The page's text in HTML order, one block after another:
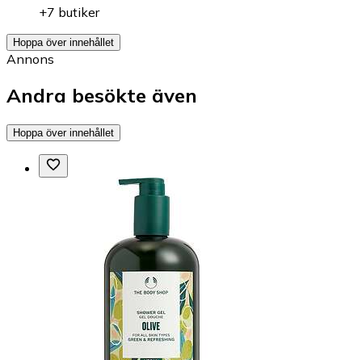
+7 butiker
Hoppa över innehållet
Annons
Andra besökte även
Hoppa över innehållet